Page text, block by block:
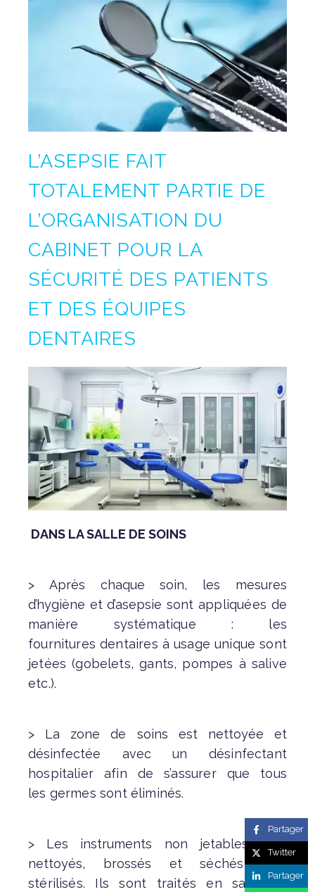
L’ASEPSIE FAIT
TOTALEMENT PARTIE DE
L’ORGANISATION DU
CABINET POUR LA
SÉCURITÉ DES PATIENTS
ET DES ÉQUIPES
DENTAIRES
DANS LA SALLE DE SOINS
> Après chaque soin, les mesures
d’hygiène et d’asepsie sont appliquées de
manière systématique : les
fournituresdentaires à usage unique sont
jetées (gobelets, gants, pompes à salive
etc.).
> La zone de soins est nettoyée et
désinfectée avec un désinfectant
hospitalier afin de s’assurer que tous
les germes sont éliminés.
> Les instruments non jetables sont
nettoyés, brossés etséchés puis
stérilisés. Ils sont traités en salle de
Partager
Twitter
Partager